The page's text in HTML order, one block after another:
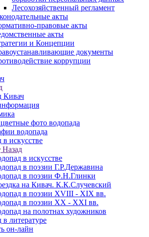
Лесохозяйственный регламент
акты
правовые акты
акты
и Концепции
документы
коррупции
Кивач
фото водопада
водопада
искусстве
Назад
в искусстве
в поэзии Г.Р.Державина
в поэзии Ф.Н.Глинки
на Кивач. К.К.Случевский
в поэзии XVIII - XIX вв.
в поэзии XX - XXI вв.
на полотнах художников
литературе
он-лайн